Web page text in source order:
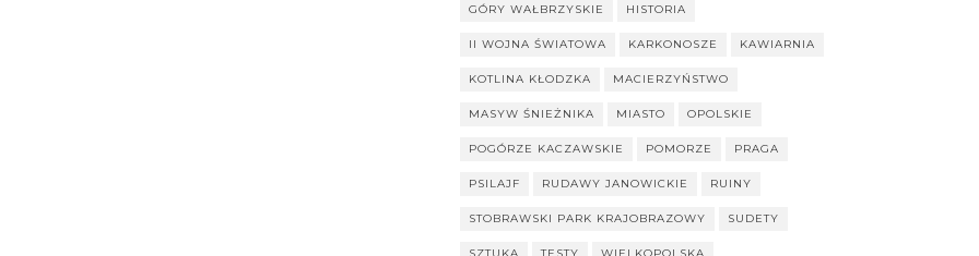
GÓRY WAŁBRZYSKIE HISTORIA
II WOJNA ŚWIATOWA KARKONOSZE KAWIARNIA
KOTLINA KŁODZKA MACIERZYŃSTWO
MASYW ŚNIEŻNIKA MIASTO OPOLSKIE
POGÓRZE KACZAWSKIE POMORZE PRAGA
PSILAJF RUDAWY JANOWICKIE RUINY
STOBRAWSKI PARK KRAJOBRAZOWY SUDETY
SZTUKA TESTY WIELKOPOLSKA